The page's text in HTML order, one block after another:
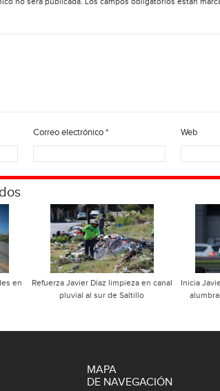
Correo electrónico* Web
en
Refuerza Javier Díaz limpieza en canal
pluvial al sur de Saltillo
Inicia
MAPA
DE NAVEGACIÓN